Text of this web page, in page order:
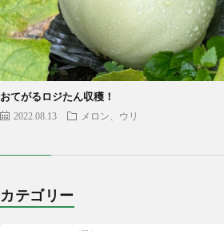
おてがるロジたん収穫！
2022.08.13 メロン、ウリ
カテゴリー